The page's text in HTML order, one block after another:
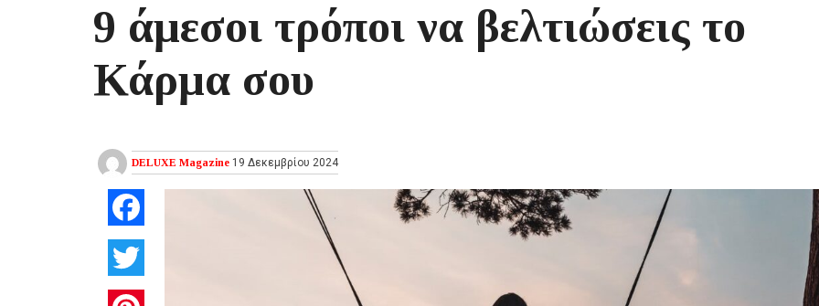
9 άμεσοι τρόποι να βελτιώσεις το
Κάρμα σου
DELUXE Magazine 19 Δεκεμβρίου 2024